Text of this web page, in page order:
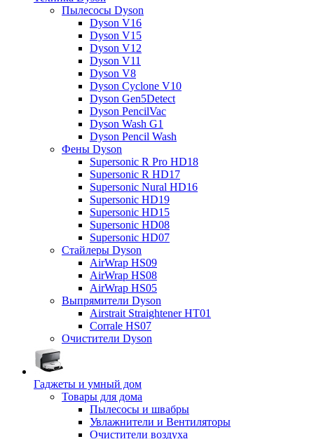
Пылесосы Dyson
Dyson V16
Dyson V15
Dyson V12
Dyson V11
Dyson V8
Dyson Cyclone V10
Dyson Gen5Detect
Dyson PencilVac
Dyson Wash G1
Dyson Pencil Wash
Фены Dyson
Supersonic R Pro HD18
Supersonic R HD17
Supersonic Nural HD16
Supersonic HD19
Supersonic HD15
Supersonic HD08
Supersonic HD07
Стайлеры Dyson
AirWrap HS09
AirWrap HS08
AirWrap HS05
Выпрямители Dyson
Airstrait Straightener HT01
Corrale HS07
Очистители Dyson
Гаджеты и умный дом
Товары для дома
Пылесосы и швабры
Увлажнители и Вентиляторы
Очистители воздуха